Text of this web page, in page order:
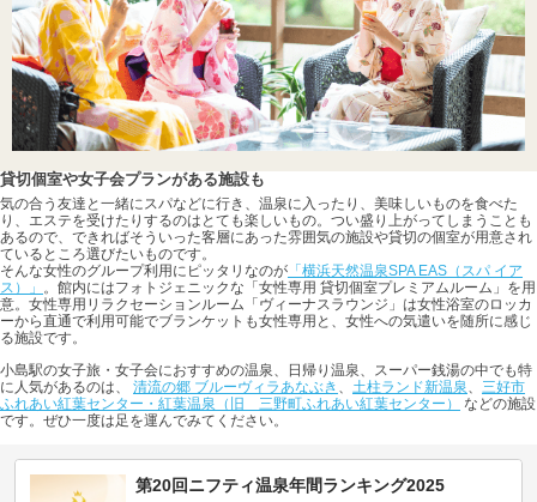
貸切個室や女子会プランがある施設も
気の合う友達と一緒にスパなどに行き、温泉に入ったり、美味しいものを食べた
り、エステを受けたりするのはとても楽しいもの。つい盛り上がってしまうことも
あるので、できればそういった客層にあった雰囲気の施設や貸切の個室が用意され
ているところ選びたいものです。
そんな女性のグループ利用にピッタリなのが 「横浜天然温泉SPA EAS（スパ イア
ス）」 。館内にはフォトジェニックな「女性専用 貸切個室プレミアムルーム」を用
意。女性専用リラクセーションルーム「ヴィーナスラウンジ」は女性浴室のロッカ
ーから直通で利用可能でブランケットも女性専用と、女性への気遣いを随所に感じ
る施設です。
小島駅の女子旅・女子会におすすめの温泉、日帰り温泉、スーパー銭湯の中でも特
に人気があるのは、 清流の郷 ブルーヴィラあなぶき 、 土柱ランド新温泉、 三好市
ふれあい紅葉センター・紅葉温泉（旧 三野町ふれあい紅葉センター）
などの施設
です。ぜひ一度は足を運んでみてください。
第20回ニフティ温泉年間ランキング2025